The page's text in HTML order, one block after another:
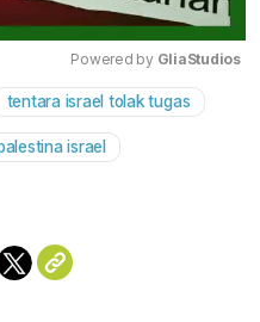
Mute
Powered by GliaStudios
tentara israel tolak tugas
israel